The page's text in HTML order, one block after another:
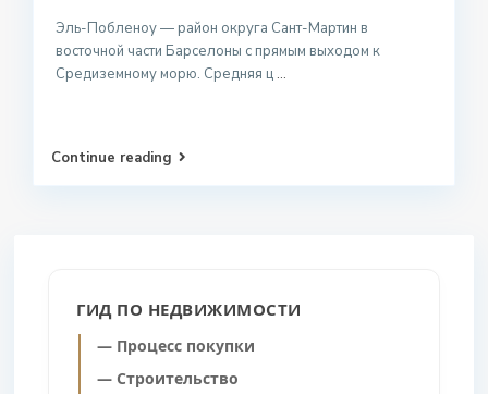
Эль-Побленоу — район округа Сант-Мартин в
восточной части Барселоны с прямым выходом к
Средиземному морю. Средняя ц ...
Continue reading
ГИД ПО НЕДВИЖИМОСТИ
— Процесс покупки
— Строительство